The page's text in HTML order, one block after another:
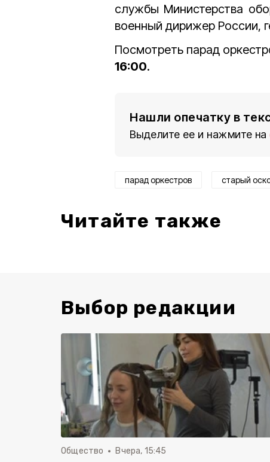
службы Министерства
военный дирижер России,
Посмотреть парад
16:00.
Нашли опечатку в
Выделите ее и нажмите на
парад оркестров старый
Читайте также
Выбор редакции
Общество Вчера, 15:45